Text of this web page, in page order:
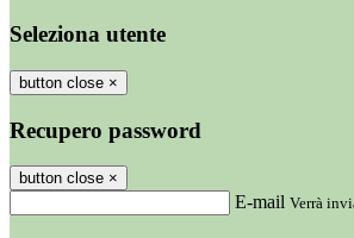
Seleziona utente
button close ×
Recupero password
button close ×
E-mail Verrà